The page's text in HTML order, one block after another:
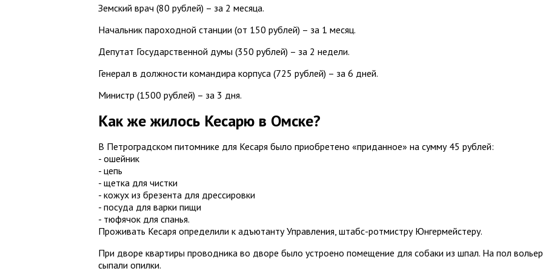
Земский врач (80 рублей) – за 2 месяца.
Начальник пароходной станции (от 150 рублей) – за 1 месяц.
Депутат Государственной думы (350 рублей) – за 2 недели.
Генерал в должности командира корпуса (725 рублей) – за 6 дней.
Министр (1500 рублей) – за 3 дня.
Как же жилось Кесарю в Омске?
В Петроградском питомнике для Кесаря было приобретено «приданное» на сумму 45 рублей:
- ошейник
- цепь
- щетка для чистки
- кожух из брезента для дрессировки
- посуда для варки пищи
- тюфячок для спанья.
Проживать Кесаря определили к адъютанту Управления, штабс-ротмистру Юнгермейстеру.
При дворе квартиры проводника во дворе было устроено помещение для собаки из шпал. На пол
сыпали опилки.